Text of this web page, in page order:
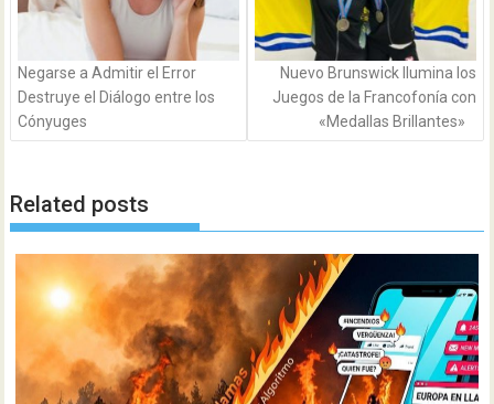
Negarse a Admitir el Error
Destruye el Diálogo entre los
Cónyuges
Nuevo Brunswick Ilumina los
Juegos de la Francofonía con
«Medallas Brillantes»
Related posts